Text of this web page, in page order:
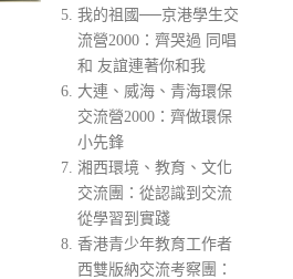
我的祖國──京港學生交
流營2000：齊哭過 同唱
和 友誼連著你和我
大連、威海、青海環保
交流營2000：齊做環保
小先鋒
湘西環境、教育、文化
交流團：從認識到交流
從學習到實踐
香港青少年教育工作者
西雙版納交流考察團：